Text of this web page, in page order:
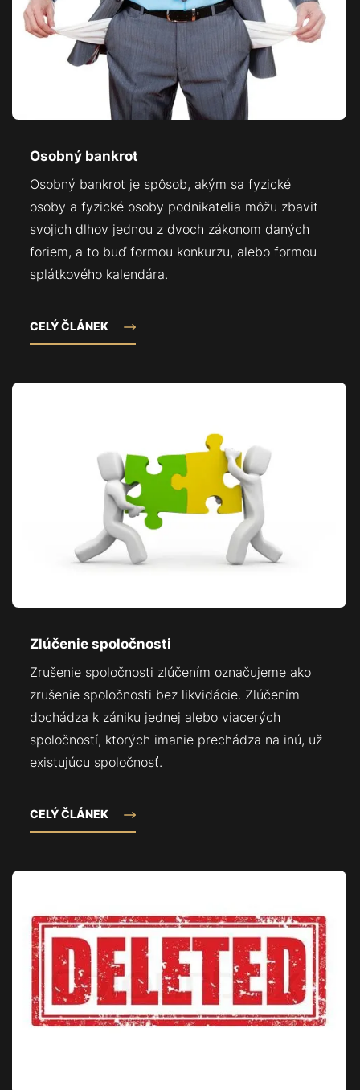
Osobný bankrot
Osobný bankrot je spôsob, akým sa fyzické
osoby a fyzické osoby podnikatelia môžu zbaviť
svojich dlhov jednou z dvoch zákonom daných
foriem, a to buď formou konkurzu, alebo formou
splátkového kalendára.
CELÝ ČLÁNEK
Zlúčenie spoločnosti
Zrušenie spoločnosti zlúčením označujeme ako
zrušenie spoločnosti bez likvidácie. Zlúčením
dochádza k zániku jednej alebo viacerých
spoločností, ktorých imanie prechádza na inú, už
existujúcu spoločnosť.
CELÝ ČLÁNEK